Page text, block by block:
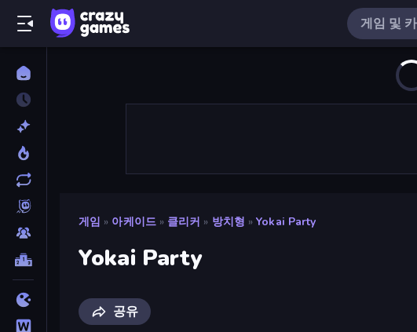
게임 » 아케이드 » 클리커 » 방치형 » Yokai Party
Yokai Party
공유